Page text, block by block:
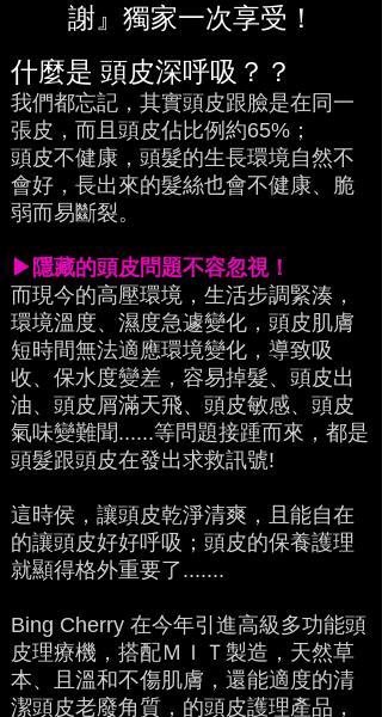
謝』獨家一次享受！
什麼是 頭皮深呼吸？？
我們都忘記，其實頭皮跟臉是在同一
張皮，而且頭皮佔比例約65%；
頭皮不健康，頭髮的生長環境自然不
會好，長出來的髮絲也會不健康、脆
弱而易斷裂。
▶隱藏的頭皮問題不容忽視！
而現今的高壓環境，生活步調緊湊，
環境溫度、濕度急遽變化，頭皮肌膚
短時間無法適應環境變化，導致吸
收、保水度變差，容易掉髮、頭皮出
油、頭皮屑滿天飛、頭皮敏感、頭皮
氣味變難聞......等問題接踵而來，都是
頭髮跟頭皮在發出求救訊號!
這時侯， 讓頭皮乾淨清爽，且能自在
的讓頭皮好好呼吸；頭皮的保養護理
就顯得格外重要了.......
Bing Cherry 在今年引進高級多功能頭
皮理療機，搭配ＭＩＴ製造，天然草
本、且溫和不傷肌膚，還能適度的清
潔頭皮老廢角質，的頭皮護理產品，